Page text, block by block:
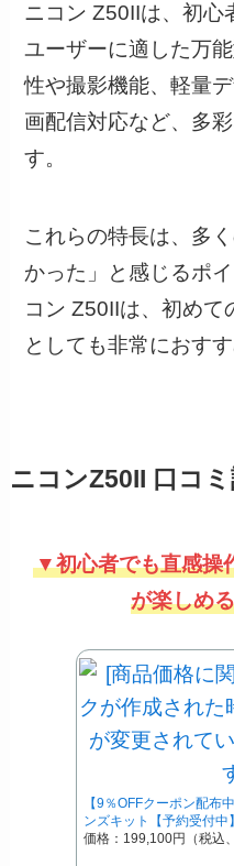
ニコン Z50IIは、初心
ユーザーに適した万
性や撮影機能、軽量
画配信対応など、多
す。
これらの特長は、多
かった」と感じるポ
コン Z50IIは、初めて
としても非常におすす
ニコンZ50II 口コ
▼初心者でも直感操
が楽しめ
【9％OFFクーポン配布
ンズキット【予約受付中】
価格：199,100円（税込